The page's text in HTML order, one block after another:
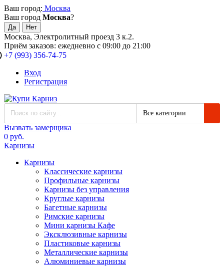
Ваш город: Москва
Ваш город Москва?
Москва, Электролитный проезд 3 к.2.
Приём заказов: ежедневно с 09:00 до 21:00
+7 (993) 356-74-75
Вход
Регистрация
Все категории
Вызвать замерщика
0 руб.
Карнизы
Карнизы
Классические карнизы
Профильные карнизы
Карнизы без управления
Круглые карнизы
Багетные карнизы
Римские карнизы
Мини карнизы Кафе
Эксклюзивные карнизы
Пластиковые карнизы
Металлические карнизы
Алюминиевые карнизы